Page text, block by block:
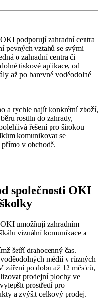
podporují zahradní centra
pevných vztahů se svými
o zahradní centra či
tiskové aplikace, od
až po barevné voděodolné
a rychle najít konkrétní zboží,
rostlin do zahrady,
řešení pro širokou
komunikovat se
v obchodě.
společnosti OKI
umožňují zahradním
vizuální komunikace a
šetří drahocenný čas.
médií v různých
záření po dobu až 12 měsíců,
prodejní plochy ve
prostředí pro
a zvýšit celkový prodej.